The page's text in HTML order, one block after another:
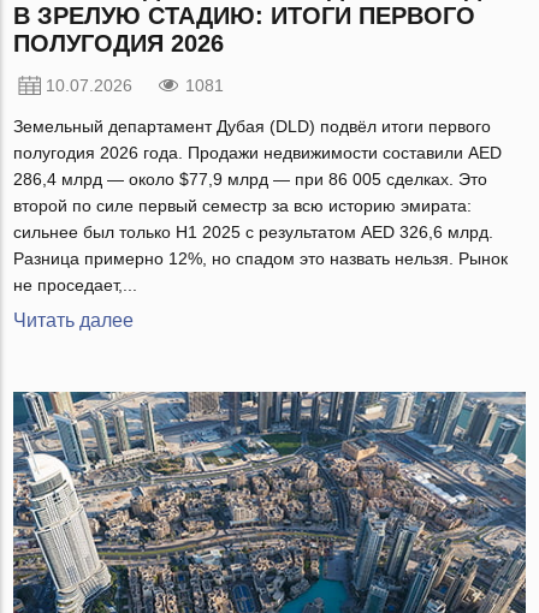
В ЗРЕЛУЮ СТАДИЮ: ИТОГИ ПЕРВОГО
ПОЛУГОДИЯ 2026
10.07.2026 1081
Земельный департамент Дубая (DLD) подвёл итоги первого
полугодия 2026 года. Продажи недвижимости составили AED
286,4 млрд — около $77,9 млрд — при 86 005 сделках. Это
второй по силе первый семестр за всю историю эмирата:
сильнее был только H1 2025 с результатом AED 326,6 млрд.
Разница примерно 12%, но спадом это назвать нельзя. Рынок
не проседает,...
Читать далее